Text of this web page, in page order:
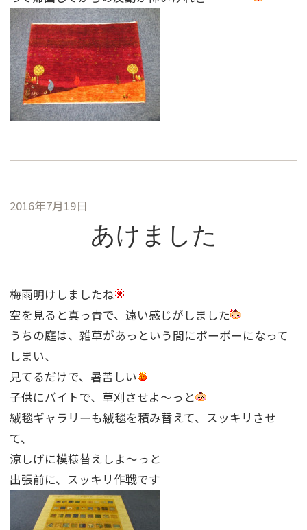
2016年7月19日
あけました
梅雨明けしましたね
空を見ると真っ青で、遠い感じがしました
うちの庭は、雑草があっという間にボーボーになって
しまい、
見てるだけで、暑苦しい
子供にバイトで、草刈させよ〜っと
絨毯ギャラリーも絨毯を積み替えて、スッキリさせ
て、
涼しげに模様替えしよ〜っと
出張前に、スッキリ作戦です